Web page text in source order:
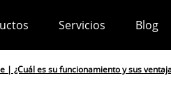
Servicios Blog
| ¿Cuál es su funcionamiento y sus